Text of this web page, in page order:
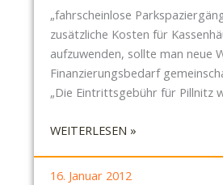
E
I
E
K
R
A
N
„fahrscheinlose
zusätzliche Kosten für
aufzuwenden, sollte man neue
Finanzierungsbedarf
„Die Eintrittsgebühr für Pillnitz
WEITERLESEN »:
16. Januar 2012